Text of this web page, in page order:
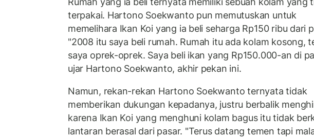
terpakai. Hartono Soekwanto pun memutuskan untuk
memelihara Ikan Koi yang ia beli seharga Rp150 ribu dari
"2008 itu saya beli rumah. Rumah itu ada kolam kosong,
saya oprek-oprek. Saya beli ikan yang Rp150.000-an di
ujar Hartono Soekwanto, akhir pekan ini.
Namun, rekan-rekan Hartono Soekwanto ternyata tidak
memberikan dukungan kepadanya, justru berbalik
karena Ikan Koi yang menghuni kolam bagus itu tidak
lantaran berasal dari pasar. "Terus datang temen tapi